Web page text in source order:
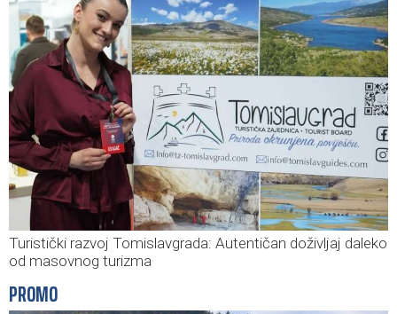
Turistički razvoj Tomislavgrada: Autentičan doživljaj daleko
od masovnog turizma
PROMO